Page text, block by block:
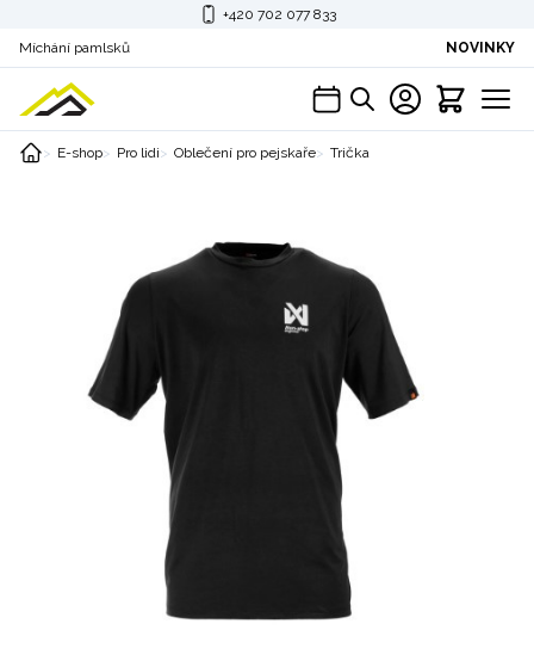
+420 702 077 833
Míchání pamlsků
NOVINKY
E-shop Pro lidi Oblečení pro pejskaře Trička